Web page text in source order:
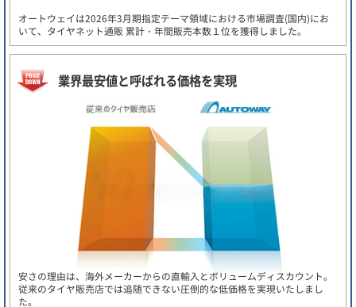
オートウェイは2026年3月期指定テーマ領域における市場調査(国内)にお
いて、タイヤネット通販 累計・年間販売本数１位を獲得しました。
業界最安値と呼ばれる価格を実現
安さの理由は、海外メーカーからの直輸入とボリュームディスカウント。
従来のタイヤ販売店では追随できない圧倒的な低価格を実現いたしまし
た。